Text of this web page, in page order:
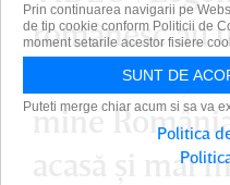
românesc au
de Ziua
mine
acasă şi mai
Prin continuarea navigarii pe
de tip cookie conform Politicii de
moment setarile acestor fisiere
SUNT DE
Puteti merge chiar acum si sa va
Politica